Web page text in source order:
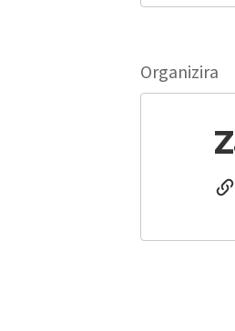
Organizira